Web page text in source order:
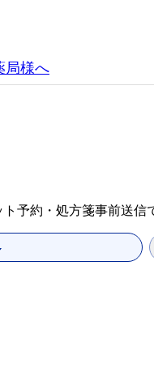
局様へ
予約・処方箋事前送